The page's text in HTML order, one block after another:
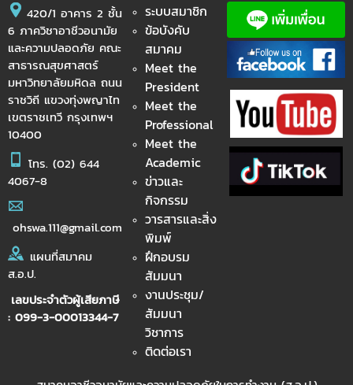
420/1 อาคาร 2 ชั้น
6 ภาควิชาอาชีวอนามัย
และความปลอดภัย คณะ
สาธารณสุขศาสตร์
มหาวิทยาลัยมหิดล ถนน
ราชวิถี แขวงทุ่งพญาไท
เขตราชเทวี กรุงเทพฯ
10400
โทร. (02) 644
4067-8
ohswa.111@gmail.com
แผนที่สมาคม
ส.อ.ป.
เลขประจำตัวผู้เสียภาษี
: 099-3-00013344-7
ระบบสมาชิก
ข้อบังคับ
สมาคม
Meet the
President
Meet the
Professional
Meet the
Academic
ข่าวและ
กิจกรรม
วารสารและสิ่ง
พิมพ์
ฝึกอบรม
สัมมนา
งานประชุม/
สัมมนา
วิชาการ
ติดต่อเรา